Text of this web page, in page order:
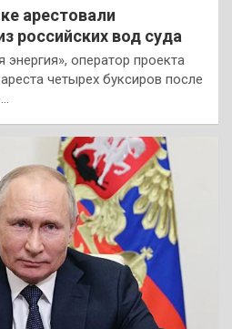
арестовали
российских вод суда
оператор проекта
четырех буксиров после